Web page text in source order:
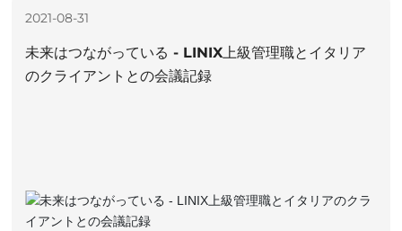
2021-08-31
未来はつながっている - LINIX上級管理職とイタリア
のクライアントとの会議記録